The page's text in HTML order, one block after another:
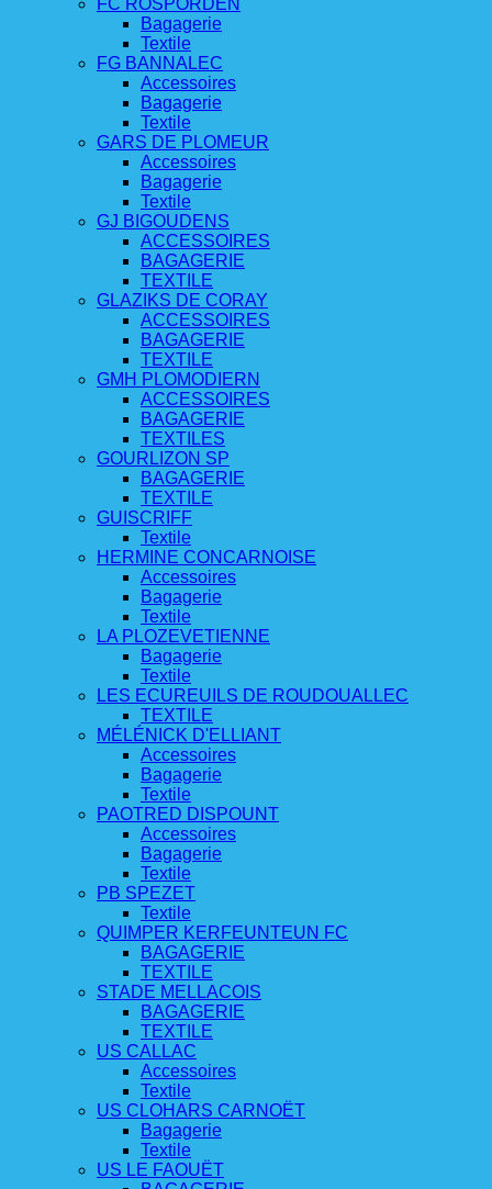
Bagagerie
Textile
FG BANNALEC
Accessoires
Bagagerie
Textile
GARS DE PLOMEUR
Accessoires
Bagagerie
Textile
GJ BIGOUDENS
ACCESSOIRES
BAGAGERIE
TEXTILE
GLAZIKS DE CORAY
ACCESSOIRES
BAGAGERIE
TEXTILE
GMH PLOMODIERN
ACCESSOIRES
BAGAGERIE
TEXTILES
GOURLIZON SP
BAGAGERIE
TEXTILE
GUISCRIFF
Textile
HERMINE CONCARNOISE
Accessoires
Bagagerie
Textile
LA PLOZEVETIENNE
Bagagerie
Textile
LES ECUREUILS DE ROUDOUALLEC
TEXTILE
MÉLÉNICK D'ELLIANT
Accessoires
Bagagerie
Textile
PAOTRED DISPOUNT
Accessoires
Bagagerie
Textile
PB SPEZET
Textile
QUIMPER KERFEUNTEUN FC
BAGAGERIE
TEXTILE
STADE MELLACOIS
BAGAGERIE
TEXTILE
US CALLAC
Accessoires
Textile
US CLOHARS CARNOËT
Bagagerie
Textile
US LE FAOUËT